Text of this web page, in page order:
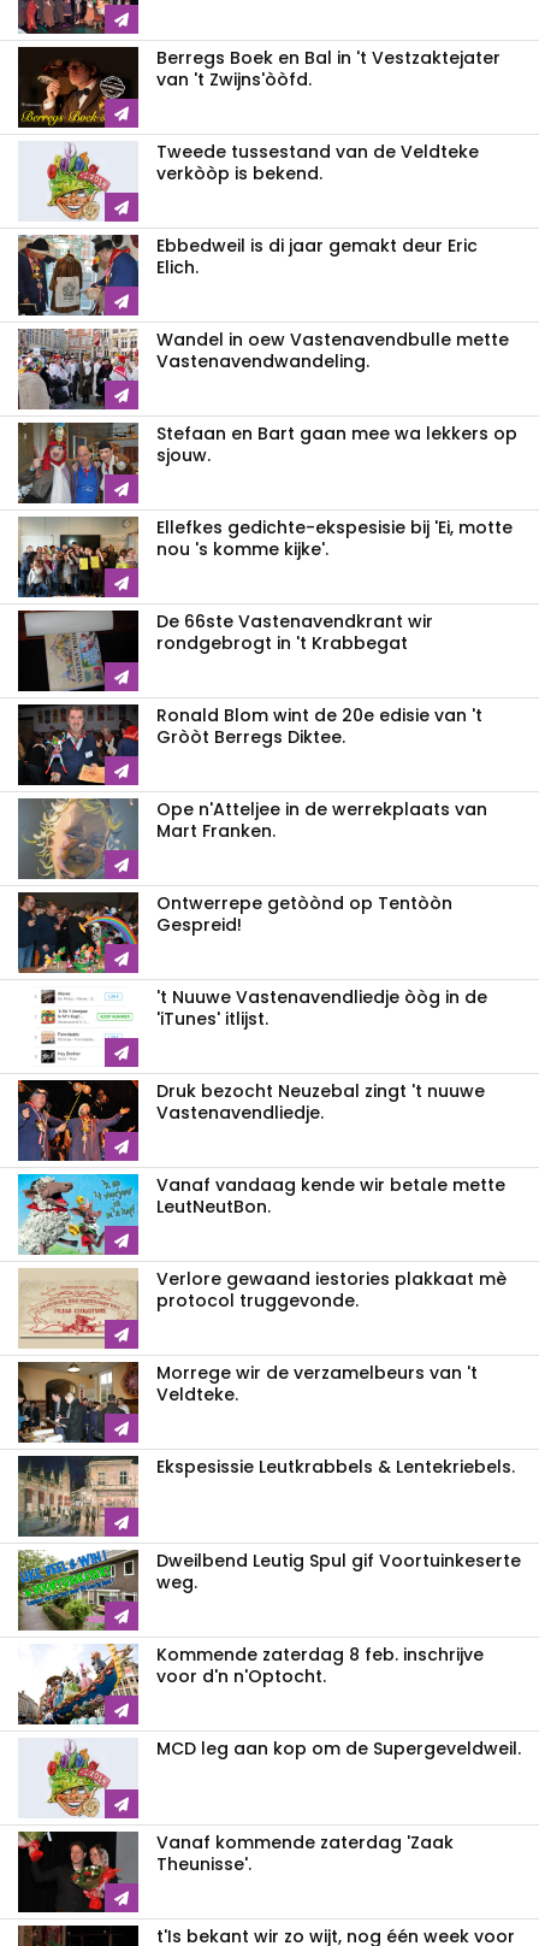
Berregs Boek en Bal in 't Vestzaktejater
van 't Zwijns'òòfd.
Tweede tussestand van de Veldteke
verkòòp is bekend.
Ebbedweil is di jaar gemakt deur Eric
Elich.
Wandel in oew Vastenavendbulle mette
Vastenavendwandeling.
Stefaan en Bart gaan mee wa lekkers op
sjouw.
Ellefkes gedichte-ekspesisie bij 'Ei, motte
nou 's komme kijke'.
De 66ste Vastenavendkrant wir
rondgebrogt in 't Krabbegat
Ronald Blom wint de 20e edisie van 't
Gròòt Berregs Diktee.
Ope n'Atteljee in de werrekplaats van
Mart Franken.
Ontwerrepe getòònd op Tentòòn
Gespreid!
't Nuuwe Vastenavendliedje òòg in de
'iTunes' itlijst.
Druk bezocht Neuzebal zingt 't nuuwe
Vastenavendliedje.
Vanaf vandaag kende wir betale mette
LeutNeutBon.
Verlore gewaand iestories plakkaat mè
protocol truggevonde.
Morrege wir de verzamelbeurs van 't
Veldteke.
Ekspesissie Leutkrabbels & Lentekriebels.
Dweilbend Leutig Spul gif Voortuinkeserte
weg.
Kommende zaterdag 8 feb. inschrijve
voor d'n n'Optocht.
MCD leg aan kop om de Supergeveldweil.
Vanaf kommende zaterdag 'Zaak
Theunisse'.
t'Is bekant wir zo wijt, nog één week voor